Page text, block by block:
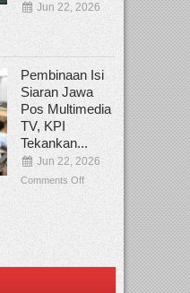
Jun 22, 2026
Pembinaan Isi
Siaran Jawa
Pos Multimedia
TV, KPI
Tekankan...
Jun 22, 2026
Comments Off